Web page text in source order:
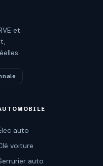
et
auto
voiture
auto